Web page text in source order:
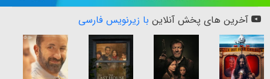
آخرین های پخش آنلاین با زیرنویس فارسی